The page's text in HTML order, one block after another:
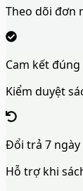
Theo dõi đơn
Cam kết
Kiểm duyệt
Đổi trả 7 ngày
Hỗ trợ khi